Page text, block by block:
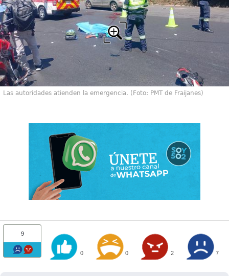
Las autoridades atienden la emergencia. (Foto: PMT de Fraijanes)
9
0 0 2 7